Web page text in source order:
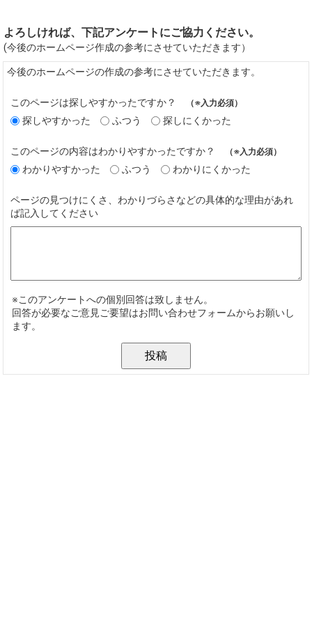
よろしければ、下記アンケートにご協力ください。
(今後のホームページ作成の参考にさせていただきます）
今後のホームページの作成の参考にさせていただきます。
このページは探しやすかったですか？ （※入力必須）
探しやすかった ふつう 探しにくかった
このページの内容はわかりやすかったですか？ （※入力必須）
わかりやすかった ふつう わかりにくかった
ページの見つけにくさ、わかりづらさなどの具体的な理由があれ
ば記入してください
※このアンケートへの個別回答は致しません。
回答が必要なご意見ご要望はお問い合わせフォームからお願いし
ます。